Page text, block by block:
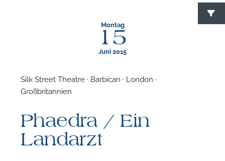
Montag
15
Juni 2015
Silk Street Theatre · Barbican · London ·
Großbritannien
Phaedra / Ein
Landarzt